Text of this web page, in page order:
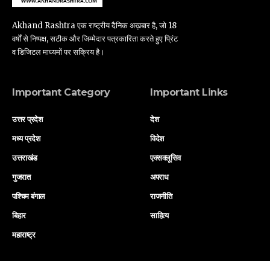
Akhand Rashtra एक राष्ट्रीय दैनिक अख़बार है, जो 18
वर्षों से निष्पक्ष, सटीक और जिम्मेदार पत्रकारिता करते हुए प्रिंट
व डिजिटल माध्यमों पर सक्रिय है।
Important Category
उत्तर प्रदेश
मध्य प्रदेश
उत्तराखंड
गुजरात
पश्चिम बंगाल
बिहार
महाराष्ट्र
Important Links
देश
विदेश
एक्सक्लूसिव
अपराध
राजनीति
साहित्य